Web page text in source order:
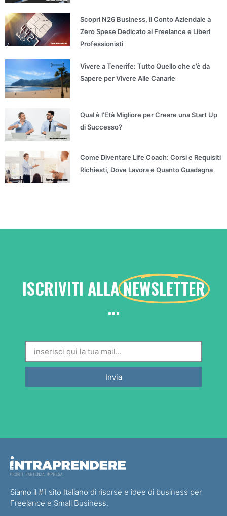
Scopri N26 Business, il Conto Aziendale a
Zero Spese Dedicato ai Freelance e Liberi
Professionisti
Vivere a Tenerife: Tutto Quello che c’è da
Sapere per Vivere Alle Canarie
Qual è l’Età Migliore per Creare una Start Up
di Successo?
Come Diventare Life Coach: Corsi e Requisiti
Richiesti, Dove Lavora e Quanto Guadagna
ISCRIVITI ALLANEWSLETTER
...
Invia
Siamo il #1 sito Italiano di risorse e idee di business per
Freelance e Small Business.